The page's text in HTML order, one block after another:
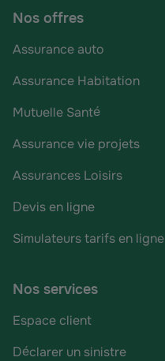
Nos offres
Assurance auto
Assurance Habitation
Mutuelle Santé
Assurance vie projets
Assurances Loisirs
Devis en ligne
Simulateurs tarifs en ligne
Nos services
Espace client
Déclarer un sinistre